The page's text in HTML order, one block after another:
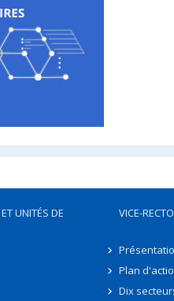
UNITÉS DE
VICE-
Plan
Dix